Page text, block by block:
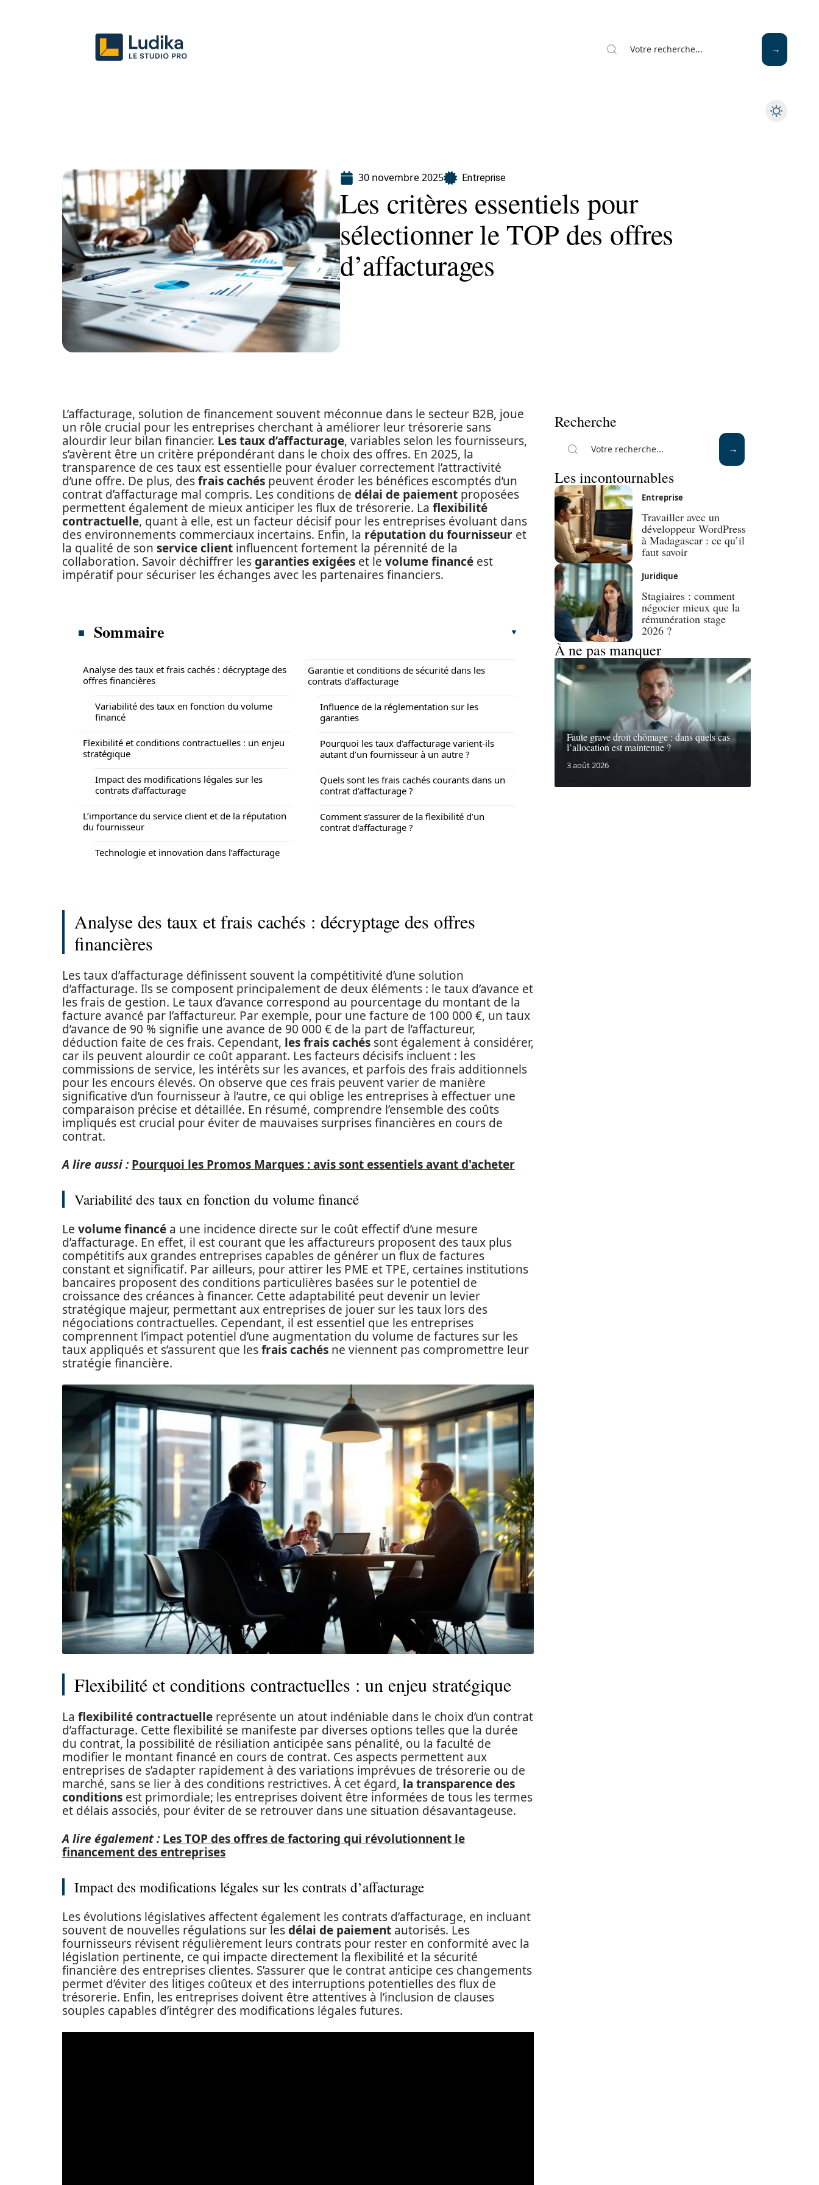
30 novembre 2025 Entreprise
Les critères essentiels pour
sélectionner le TOP des offres
d’affacturages
L’affacturage, solution de financement souvent méconnue dans le secteur B2B, joue
un rôle crucial pour les entreprises cherchant à améliorer leur trésorerie sans
alourdir leur bilan financier. Les taux d’affacturage, variables selon les fournisseurs,
s’avèrent être un critère prépondérant dans le choix des offres. En 2025, la
transparence de ces taux est essentielle pour évaluer correctement l’attractivité
d’une offre. De plus, desfrais cachés peuvent éroder les bénéfices escomptés d’un
contrat d’affacturage mal compris. Les conditions de délai de paiement proposées
permettent également de mieux anticiper les flux de trésorerie. La flexibilité
contractuelle, quant à elle, est un facteur décisif pour les entreprises évoluant dans
des environnements commerciaux incertains. Enfin, la réputation du fournisseur et
la qualité de son service client influencent fortement la pérennité de la
collaboration. Savoir déchiffrer lesgaranties exigées et le volume financé est
impératif pour sécuriser les échanges avec les partenaires financiers.
Sommaire
Analyse des taux et frais cachés : décryptage des
offres financières
Variabilité des taux en fonction du volume
financé
Flexibilité et conditions contractuelles : un enjeu
stratégique
Impact des modifications légales sur les
contrats d’affacturage
L’importance du service client et de la réputation
du fournisseur
Technologie et innovation dans l’affacturage
Garantie et conditions de sécurité dans les
contrats d’affacturage
Influence de la réglementation sur les
garanties
Pourquoi les taux d’affacturage varient-ils
autant d’un fournisseur à un autre ?
Quels sont les frais cachés courants dans un
contrat d’affacturage ?
Comment s’assurer de la flexibilité d’un
contrat d’affacturage ?
Analyse des taux et frais cachés : décryptage des offres
financières
Les taux d’affacturage définissent souvent la compétitivité d’une solution
d’affacturage. Ils se composent principalement de deux éléments : le taux d’avance et
les frais de gestion. Le taux d’avance correspond au pourcentage du montant de la
facture avancé par l’affactureur. Par exemple, pour une facture de 100 000 €, un taux
d’avance de 90 % signifie une avance de 90 000 € de la part de l’affactureur,
déduction faite de ces frais. Cependant, les frais cachés sont également à considérer,
car ils peuvent alourdir ce coût apparant. Les facteurs décisifs incluent : les
commissions de service, les intérêts sur les avances, et parfois des frais additionnels
pour les encours élevés. On observe que ces frais peuvent varier de manière
significative d’un fournisseur à l’autre, ce qui oblige les entreprises à effectuer une
comparaison précise et détaillée. En résumé, comprendre l’ensemble des coûts
impliqués est crucial pour éviter de mauvaises surprises financières en cours de
contrat.
A lire aussi : Pourquoi les Promos Marques : avis sont essentiels avant d'acheter
Variabilité des taux en fonction du volume financé
Le volume financé a une incidence directe sur le coût effectif d’une mesure
d’affacturage. En effet, il est courant que les affactureurs proposent des taux plus
compétitifs aux grandes entreprises capables de générer un flux de factures
constant et significatif. Par ailleurs, pour attirer les PME et TPE, certaines institutions
bancaires proposent des conditions particulières basées sur le potentiel de
croissance des créances à financer. Cette adaptabilité peut devenir un levier
stratégique majeur, permettant aux entreprises de jouer sur les taux lors des
négociations contractuelles. Cependant, il est essentiel que les entreprises
comprennent l’impact potentiel d’une augmentation du volume de factures sur les
taux appliqués et s’assurent que lesfrais cachés ne viennent pas compromettre leur
stratégie financière.
Flexibilité et conditions contractuelles : un enjeu stratégique
La flexibilité contractuelle représente un atout indéniable dans le choix d’un contrat
d’affacturage. Cette flexibilité se manifeste par diverses options telles que la durée
du contrat, la possibilité de résiliation anticipée sans pénalité, ou la faculté de
modifier le montant financé en cours de contrat. Ces aspects permettent aux
entreprises de s’adapter rapidement à des variations imprévues de trésorerie ou de
marché, sans se lier à des conditions restrictives. À cet égard, la transparence des
conditions est primordiale; les entreprises doivent être informées de tous les termes
et délais associés, pour éviter de se retrouver dans une situation désavantageuse.
A lire également : Les TOP des offres de factoring qui révolutionnent le
financement des entreprises
Impact des modifications légales sur les contrats d’affacturage
Les évolutions législatives affectent également les contrats d’affacturage, en incluant
souvent de nouvelles régulations sur lesdélai de paiement autorisés. Les
fournisseurs révisent régulièrement leurs contrats pour rester en conformité avec la
législation pertinente, ce qui impacte directement la flexibilité et la sécurité
financière des entreprises clientes. S’assurer que le contrat anticipe ces changements
permet d’éviter des litiges coûteux et des interruptions potentielles des flux de
trésorerie. Enfin, les entreprises doivent être attentives à l’inclusion de clauses
souples capables d’intégrer des modifications légales futures.
Recherche
Les incontournables
Entreprise
Travailler avec un
développeur WordPress
à Madagascar : ce qu’il
faut savoir
Juridique
Stagiaires : comment
négocier mieux que la
rémunération stage
2026 ?
À ne pas manquer
Faute grave droit chômage : dans quels cas
l’allocation est maintenue ?
3 août 2026